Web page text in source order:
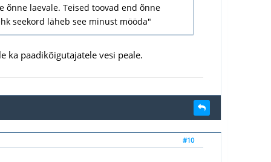
õnne laevale. Teised toovad end õnne
seekord läheb see minust mööda"
ka paadikõigutajatele vesi peale.
#10